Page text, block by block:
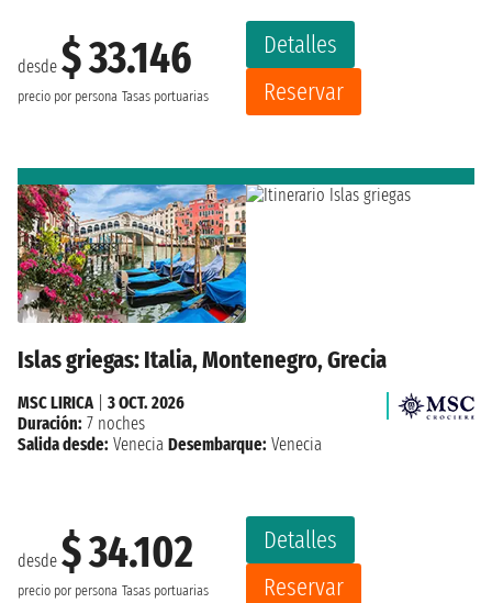
desde $ 33.146
precio por persona Tasas portuarias
Detalles
Reservar
Islas griegas: Italia, Montenegro, Grecia
desde $ 34.102
precio por persona Tasas portuarias
Detalles
Reservar
MSC LIRICA| 3 OCT. 2026
Duración: 7 noches
Salida desde: Venecia Desembarque: Venecia